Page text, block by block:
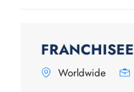
FRANCHISEE
Worldwide